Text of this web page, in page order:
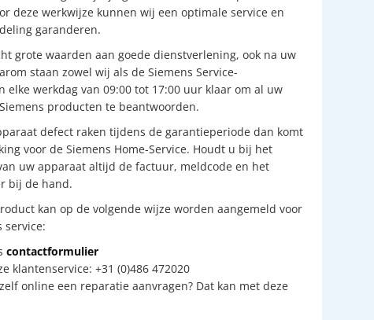
deze werkwijze kunnen wij een optimale service en
garanderen.
grote waarden aan goede dienstverlening, ook na uw
staan zowel wij als de Siemens Service-
elke werkdag van 09:00 tot 17:00 uur klaar om al uw
producten te beantwoorden.
defect raken tijdens de garantieperiode dan komt
voor de Siemens Home-Service. Houdt u bij het
uw apparaat altijd de factuur, meldcode en het
bij de hand.
kan op de volgende wijze worden aangemeld voor
service:
contactformulier
klantenservice: +31 (0)486 472020
online een reparatie aanvragen? Dat kan met deze